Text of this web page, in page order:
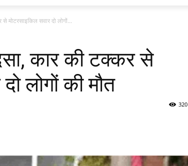
मोटरसाइकिल सवार दो लोगों...
कार की टक्कर से
लोगों की मौत
320